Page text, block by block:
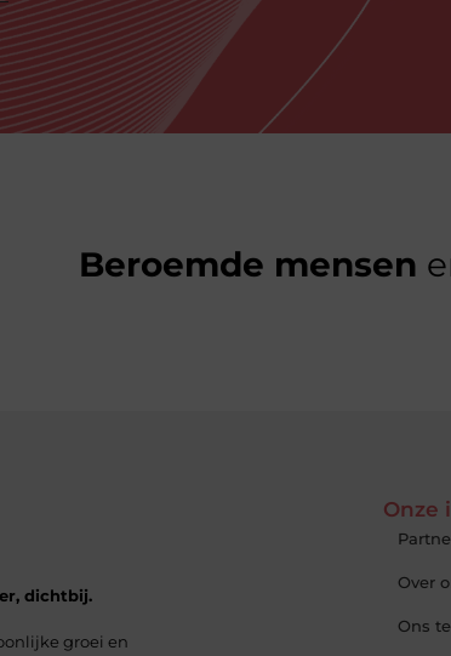
Beroemde mensen
dichtbij.
groei en
Onze
Over
Ons